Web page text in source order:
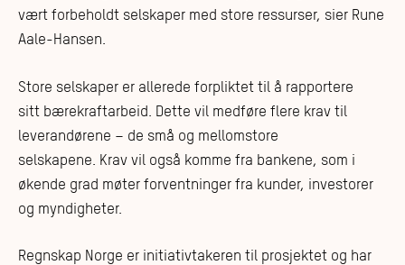
vært forbeholdt selskaper med store ressurser, sier Rune
Aale-Hansen.
Store selskaper er allerede forpliktet til å rapportere
sitt bærekraftarbeid. Dette vil medføre flere krav til
leverandørene – de små og mellomstore
selskapene. Krav vil også komme fra bankene, som i
økende grad møter forventninger fra kunder, investorer
og myndigheter.
Regnskap Norge er initiativtakeren til prosjektet og har